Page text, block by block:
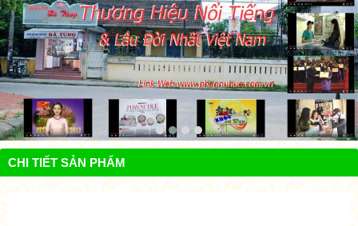
CHI TIẾT SẢN PHẨM